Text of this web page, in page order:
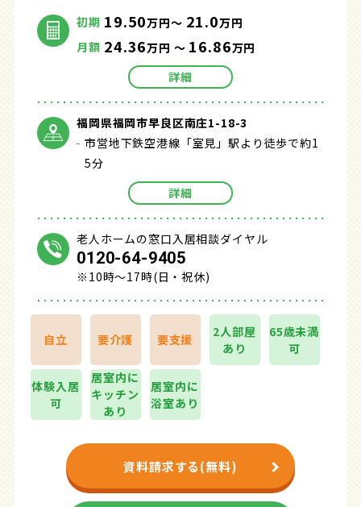
初期 19.50万円～ 21.0万円
月額 24.36万円 ～ 16.86万円
詳細
福岡県福岡市早良区南庄1-18-3
市営地下鉄空港線「室見」駅より徒歩で約1
5分
詳細
老人ホームの窓口入居相談ダイヤル
0120-64-9405
※10時～17時(日・祝休)
自立 要介護 要支援
2人部屋
あり
65歳未満
可
体験入居
可
居室内に
キッチン
あり
居室内に
浴室あり
資料請求する(無料)